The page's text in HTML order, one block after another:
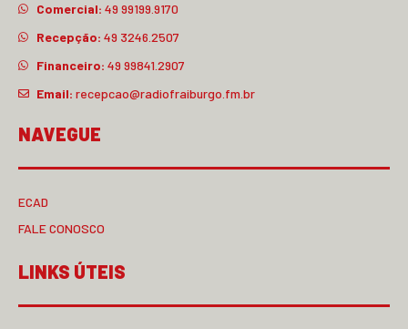
Comercial: 49 99199.9170
Recepção: 49 3246.2507
Financeiro: 49 99841.2907
Email: recepcao@radiofraiburgo.fm.br
NAVEGUE
ECAD
FALE CONOSCO
LINKS ÚTEIS